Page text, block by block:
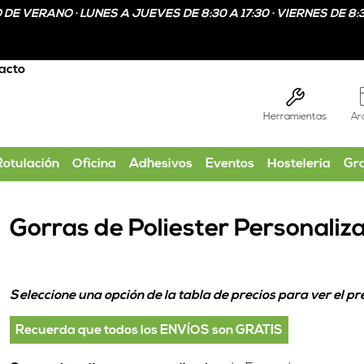
VERANO · LUNES A JUEVES DE 8:30 A 17:30 · VIERNES DE
Herramientas
Oficina Adhesivos Eventos Hostelería
Gorras de Poliester
Seleccione una opción de la tabla de precios para ver el
Recuerda que todos los ENVÍOS son GRATIS